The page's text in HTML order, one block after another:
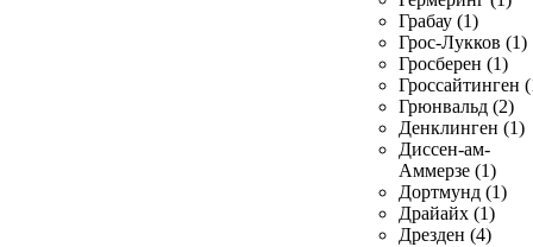
Грабау (1)
Грос-Лукков (1)
Гросберен (1)
Гроссайтинген
Грюнвальд (2)
Денклинген (1)
Диссен-ам-
Аммерзе (1)
Дортмунд (1)
Драйайх (1)
Дрезден (4)